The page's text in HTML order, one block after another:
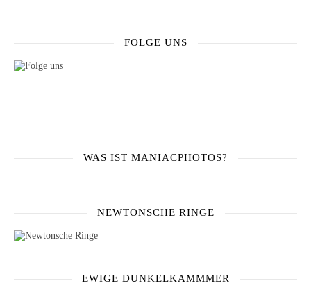
FOLGE UNS
WAS IST MANIACPHOTOS?
NEWTONSCHE RINGE
EWIGE DUNKELKAMMMER